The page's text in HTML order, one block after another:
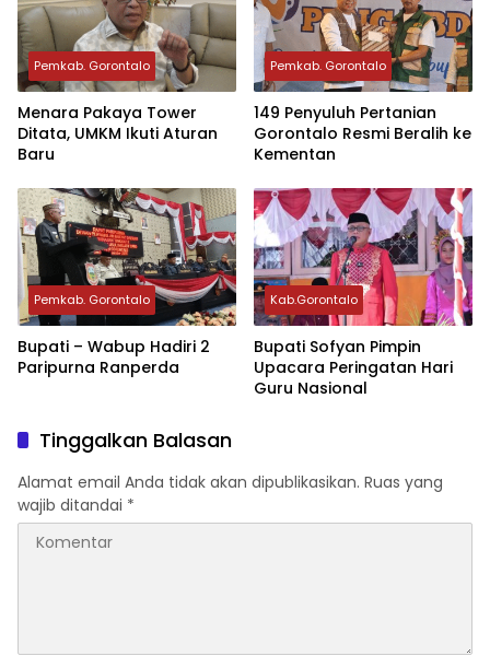
Pemkab. Gorontalo
Menara Pakaya Tower
Ditata, UMKM Ikuti Aturan
Baru
Pemkab. Gorontalo
149 Penyuluh Pertanian
Gorontalo Resmi Beralih ke
Kementan
Pemkab. Gorontalo
Bupati – Wabup Hadiri 2
Paripurna Ranperda
Kab.Gorontalo
Bupati Sofyan Pimpin
Upacara Peringatan Hari
Guru Nasional
Tinggalkan Balasan
Alamat email Anda tidak akan dipublikasikan. Ruas yang
wajib ditandai *